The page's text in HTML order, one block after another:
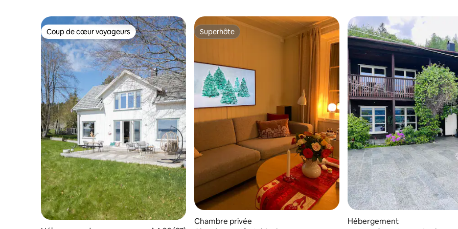
Coup de cœur voyageurs
Coup de cœur voyageurs Superhôte
Superhôte
Chambre privée
Hébergement